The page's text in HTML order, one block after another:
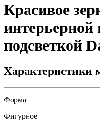
Красивое
подсветкой
Характеристики
Форма
Фигурное